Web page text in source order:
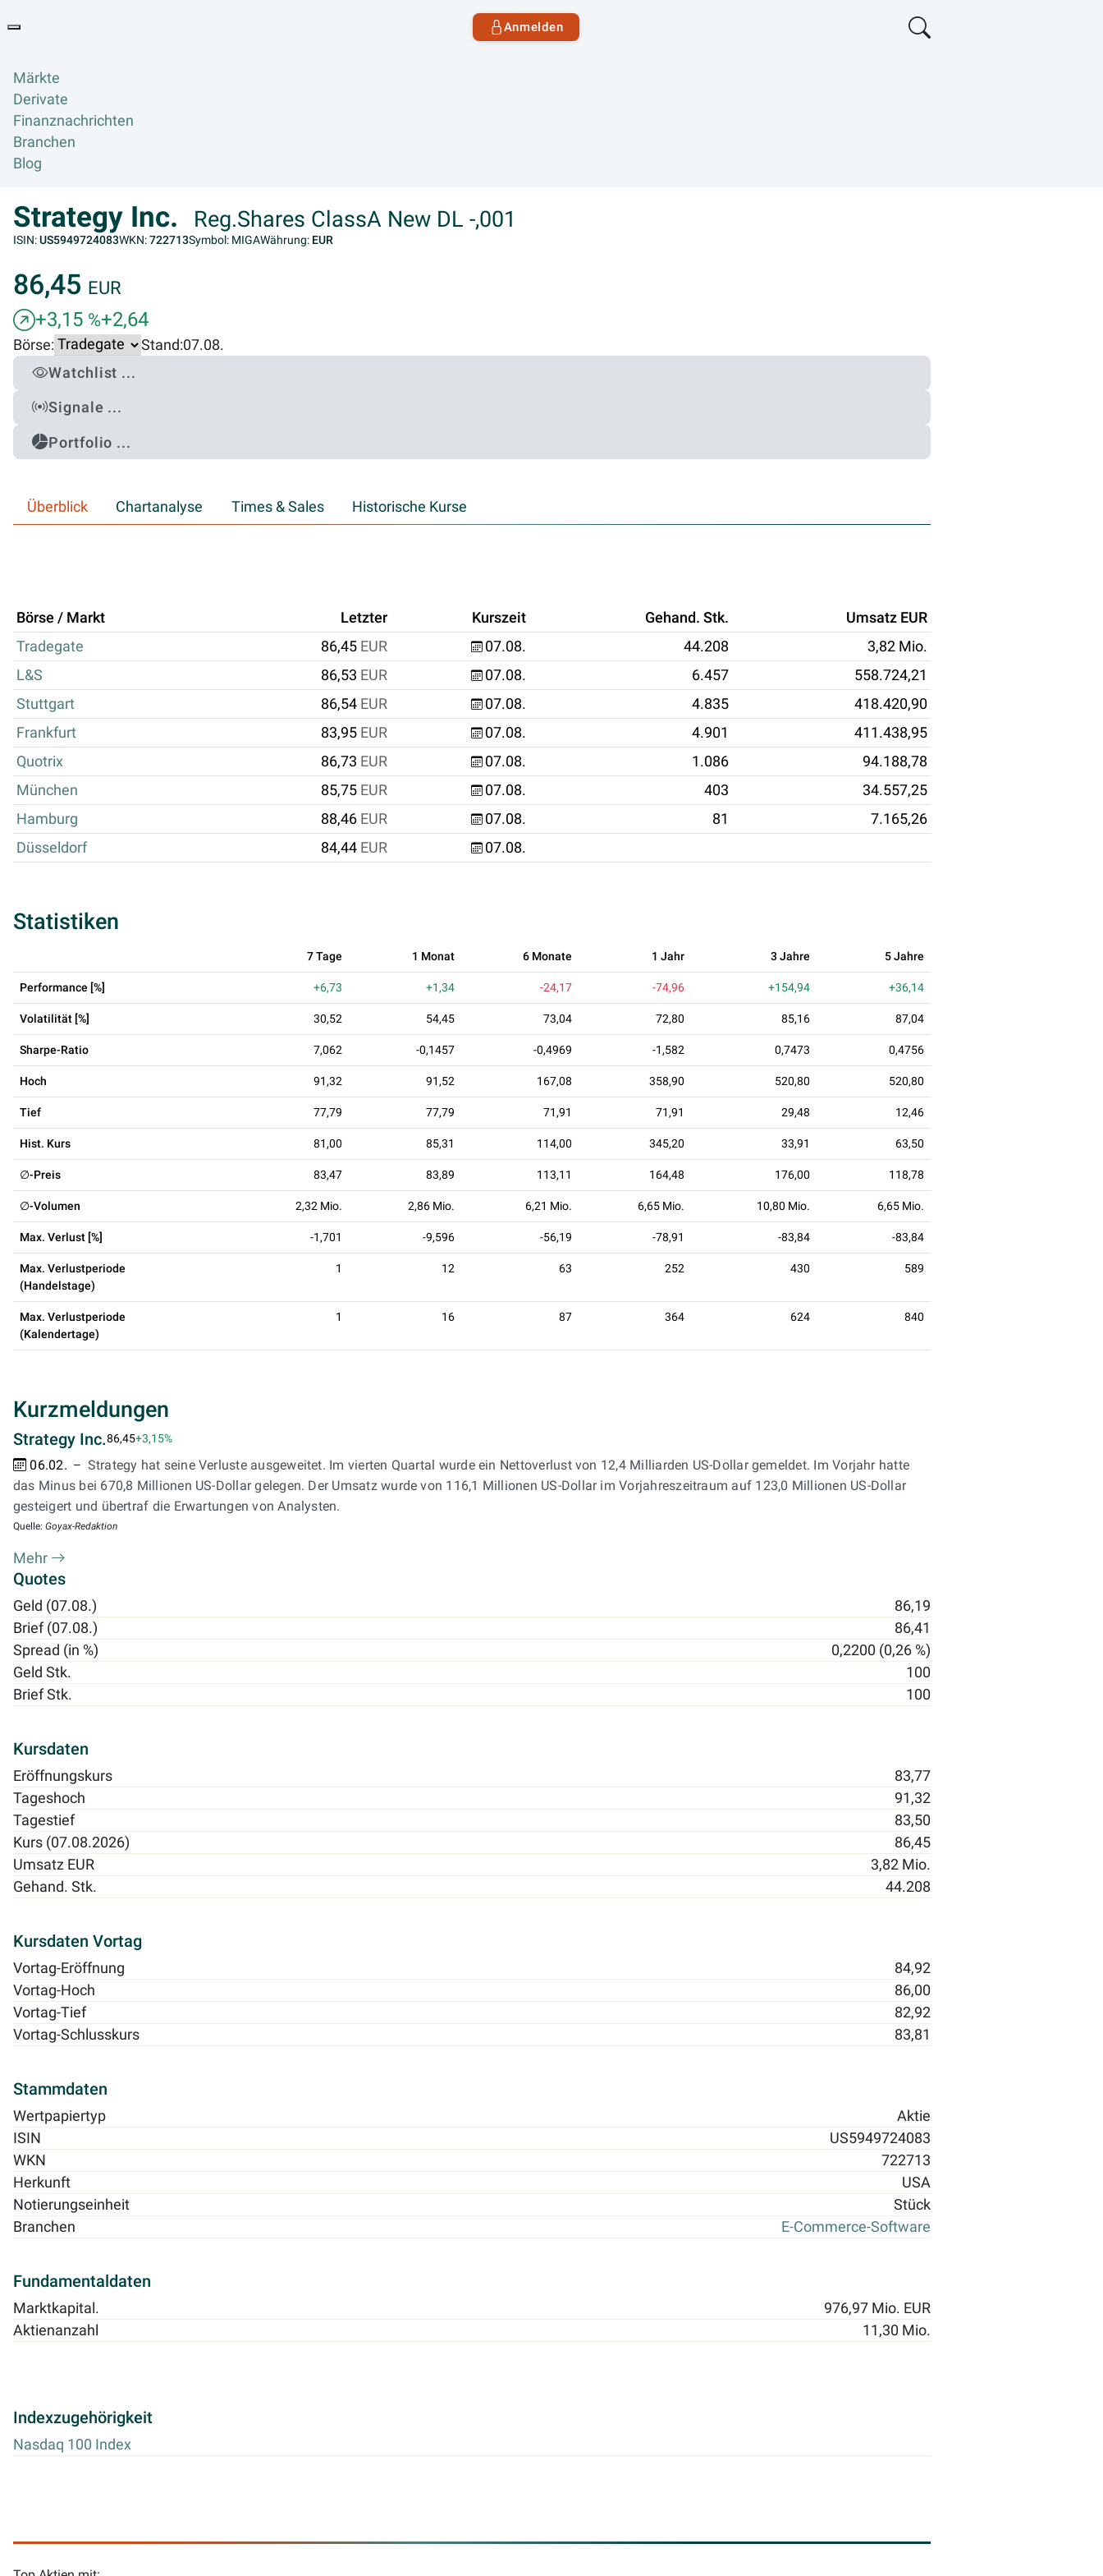
Anmelden
Märkte
Derivate
Finanznachrichten
Branchen
Blog
Strategy Inc. Reg.Shares ClassA New DL -,001
ISIN:US5949724083WKN:722713Symbol: MIGAWährung: EUR
86,45 EUR
+3,15 %+2,64
Börse: Stand:07.08.
Watchlist ...
Signale ...
Portfolio ...
Überblick Chartanalyse Times & Sales Historische Kurse
Börse / Markt Letzter Kurszeit Gehand. Stk.
Umsatz EUR
Tradegate
86,45 EUR 07.08. 44.208
3,82 Mio.
L&S
86,53 EUR 07.08. 6.457
558.724,21
Stuttgart
86,54 EUR 07.08. 4.835
418.420,90
Frankfurt
83,95 EUR 07.08. 4.901
411.438,95
Quotrix
86,73 EUR 07.08. 1.086
94.188,78
München
85,75 EUR 07.08. 403
34.557,25
Hamburg
88,46 EUR 07.08. 81
7.165,26
Düsseldorf
84,44 EUR 07.08.
Statistiken
7 Tage 1 Monat 6 Monate 1 Jahr 3 Jahre 5 Jahre
Performance [%] +6,73 +1,34 -24,17 -74,96 +154,94 +36,14
Volatilität [%] 30,52 54,45 73,04 72,80 85,16 87,04
Sharpe-Ratio 7,062 -0,1457 -0,4969 -1,582 0,7473 0,4756
Hoch 91,32 91,52 167,08 358,90 520,80 520,80
Tief 77,79 77,79 71,91 71,91 29,48 12,46
Hist. Kurs 81,00 85,31 114,00 345,20 33,91 63,50
∅-Preis 83,47 83,89 113,11 164,48 176,00 118,78
∅-Volumen 2,32 Mio. 2,86 Mio. 6,21 Mio. 6,65 Mio. 10,80 Mio. 6,65 Mio.
Max. Verlust [%] -1,701 -9,596 -56,19 -78,91 -83,84 -83,84
Max. Verlustperiode
(Handelstage)
1 12 63 252 430 589
Max. Verlustperiode
(Kalendertage)
1 16 87 364 624 840
Kurzmeldungen
Strategy Inc.86,45+3,15%
06.02.
Strategy hat seine Verluste ausgeweitet. Im vierten Quartal wurde ein Nettoverlust von 12,4 Milliarden US-Dollar gemeldet. Im Vorjahr hatte
das Minus bei 670,8 Millionen US-Dollar gelegen. Der Umsatz wurde von 116,1 Millionen US-Dollar im Vorjahreszeitraum auf 123,0 Millionen US-Dollar
gesteigert und übertraf die Erwartungen von Analysten.
Quelle: Goyax-Redaktion
Mehr
Quotes
Geld (07.08.)
86,19
Brief (07.08.)
86,41
Spread (in %)
0,2200 (0,26 %)
Geld Stk.
100
Brief Stk.
100
Kursdaten
Eröffnungskurs
83,77
Tageshoch
91,32
Tagestief
83,50
Kurs (07.08.2026)
86,45
Umsatz EUR
3,82 Mio.
Gehand. Stk.
44.208
Kursdaten Vortag
Vortag-Eröffnung
84,92
Vortag-Hoch
86,00
Vortag-Tief
82,92
Vortag-Schlusskurs
83,81
Stammdaten
Wertpapiertyp
Aktie
ISIN
US5949724083
WKN
722713
Herkunft
USA
Notierungseinheit
Stück
Branchen
E-Commerce-Software
Fundamentaldaten
Marktkapital.
976,97 Mio. EUR
Aktienanzahl
11,30 Mio.
Indexzugehörigkeit
Nasdaq 100 Index